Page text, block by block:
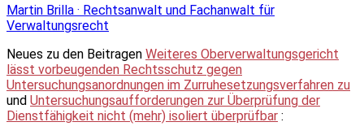
date
Author
Martin Brilla · Rechtsanwalt und Fachanwalt für
Verwaltungsrecht
Neues zu den Beitragen Weiteres Oberverwaltungsgericht
lässt vorbeugenden Rechtsschutz gegen
Untersuchungsanordnungen im Zurruhesetzungsverfahren zu
und Untersuchungsaufforderungen zur Überprüfung der
Dienstfähigkeit nicht (mehr) isoliert überprüfbar :